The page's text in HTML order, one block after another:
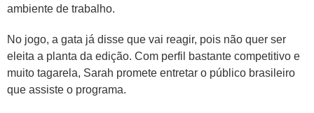
ambiente de trabalho.
No jogo, a gata já disse que vai reagir, pois não quer ser
eleita a planta da edição. Com perfil bastante competitivo e
muito tagarela, Sarah promete entretar o público brasileiro
que assiste o programa.